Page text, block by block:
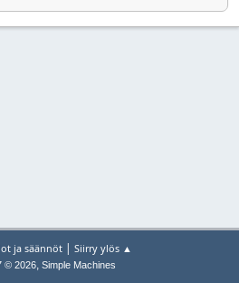
ja säännöt | Siirry ylös ▲
© 2026, Simple Machines